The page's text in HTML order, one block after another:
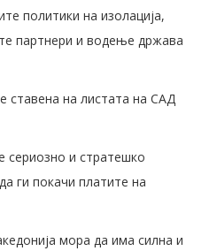
политики на изолација,
партнери и водење држава
ставена на листата на САД
сериозно и стратешко
ги покачи платите на
мора да има силна и